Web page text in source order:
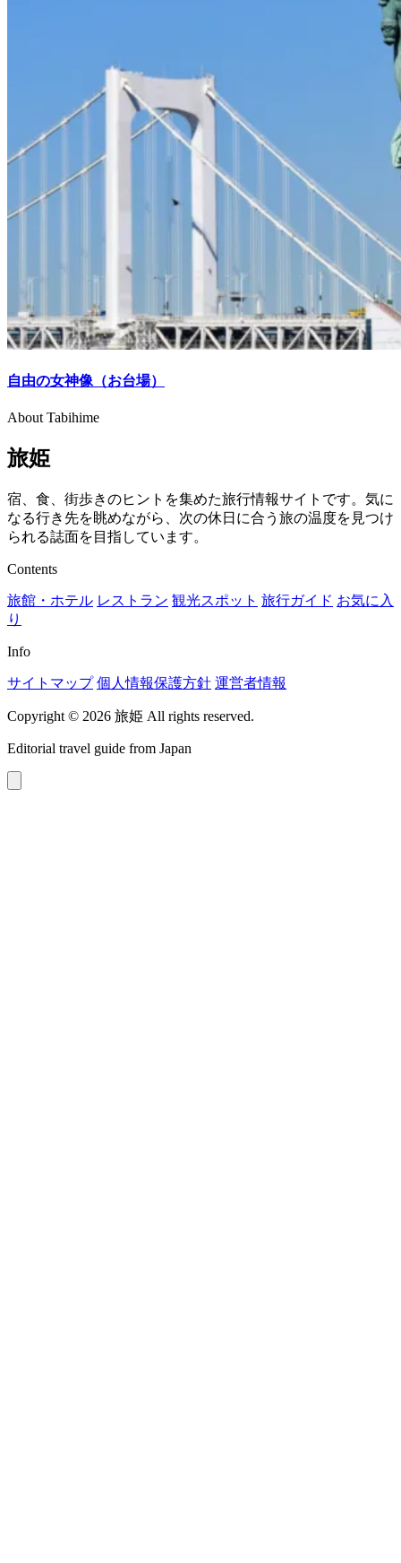
自由の女神像（お台場）
About Tabihime
旅姫
宿、食、街歩きのヒントを集めた旅行情報サイトです。気に
なる行き先を眺めながら、次の休日に合う旅の温度を見つけ
られる誌面を目指しています。
Contents
旅館・ホテル レストラン 観光スポット 旅行ガイド お気に入
り
Info
サイトマップ 個人情報保護方針 運営者情報
Copyright © 2026 旅姫 All rights reserved.
Editorial travel guide from Japan